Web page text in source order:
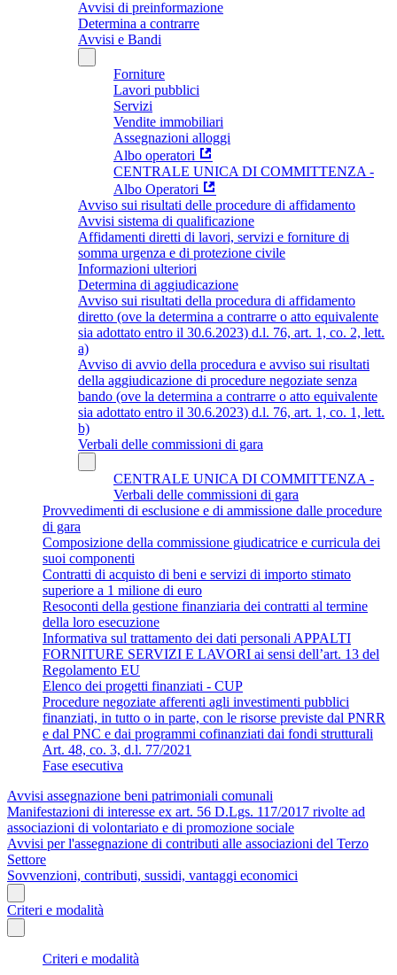
Avvisi di preinformazione
Determina a contrarre
Avvisi e Bandi
Forniture
Lavori pubblici
Servizi
Vendite immobiliari
Assegnazioni alloggi
Albo operatori
CENTRALE UNICA DI COMMITTENZA -
Albo Operatori
Avviso sui risultati delle procedure di affidamento
Avvisi sistema di qualificazione
Affidamenti diretti di lavori, servizi e forniture di
somma urgenza e di protezione civile
Informazioni ulteriori
Determina di aggiudicazione
Avviso sui risultati della procedura di affidamento
diretto (ove la determina a contrarre o atto equivalente
sia adottato entro il 30.6.2023) d.l. 76, art. 1, co. 2, lett.
a)
Avviso di avvio della procedura e avviso sui risultati
della aggiudicazione di procedure negoziate senza
bando (ove la determina a contrarre o atto equivalente
sia adottato entro il 30.6.2023) d.l. 76, art. 1, co. 1, lett.
b)
Verbali delle commissioni di gara
CENTRALE UNICA DI COMMITTENZA -
Verbali delle commissioni di gara
Provvedimenti di esclusione e di ammissione dalle procedure
di gara
Composizione della commissione giudicatrice e curricula dei
suoi componenti
Contratti di acquisto di beni e servizi di importo stimato
superiore a 1 milione di euro
Resoconti della gestione finanziaria dei contratti al termine
della loro esecuzione
Informativa sul trattamento dei dati personali APPALTI
FORNITURE SERVIZI E LAVORI ai sensi dell’art. 13 del
Regolamento EU
Elenco dei progetti finanziati - CUP
Procedure negoziate afferenti agli investimenti pubblici
finanziati, in tutto o in parte, con le risorse previste dal PNRR
e dal PNC e dai programmi cofinanziati dai fondi strutturali
Art. 48, co. 3, d.l. 77/2021
Fase esecutiva
Avvisi assegnazione beni patrimoniali comunali
Manifestazioni di interesse ex art. 56 D.Lgs. 117/2017 rivolte ad
associazioni di volontariato e di promozione sociale
Avvisi per l'assegnazione di contributi alle associazioni del Terzo
Settore
Sovvenzioni, contributi, sussidi, vantaggi economici
Criteri e modalità
Criteri e modalità